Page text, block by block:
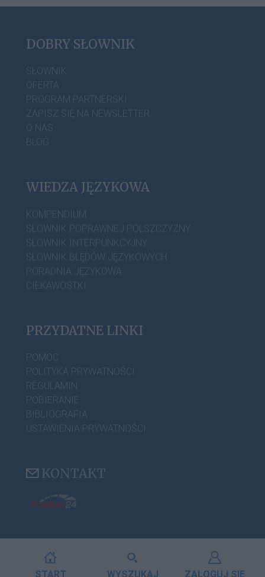
DOBRY SŁOWNIK
SŁOWNIK
OFERTA
PROGRAM PARTNERSKI
ZAPISZ SIĘ NA NEWSLETTER
O NAS
BLOG
WIEDZA JĘZYKOWA
KOMPENDIUM
SŁOWNIK POPRAWNEJ POLSZCZYZNY
SŁOWNIK INTERPUNKCYJNY
SŁOWNIK BŁĘDÓW JĘZYKOWYCH
PORADNIA JĘZYKOWA
CIEKAWOSTKI
PRZYDATNE LINKI
POMOC
POLITYKA PRYWATNOŚCI
REGULAMIN
POBIERANIE
BIBLIOGRAFIA
USTAWIENIA PRYWATNOŚCI
KONTAKT
START WYSZUKAJ ZALOGUJ SIĘ